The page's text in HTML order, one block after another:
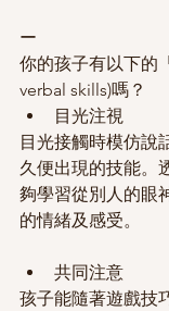
ー
你的孩子有以下的
verbal skills)嗎？
目光注視
目光接觸時模仿說
久便出現的技能。
夠學習從別人的眼
的情緒及感受。
共同注意
孩子能隨著遊戲技